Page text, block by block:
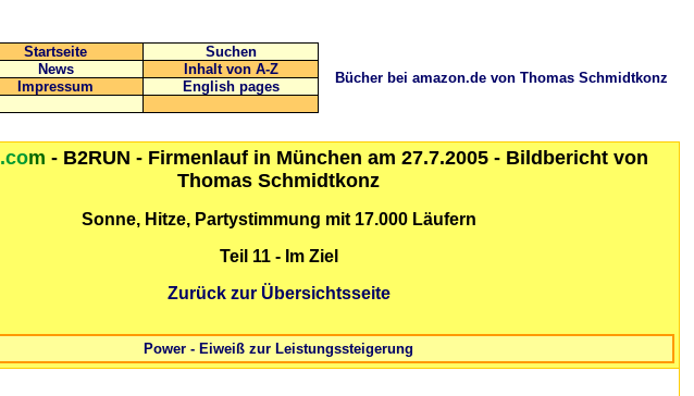
Startseite
Suchen
News
Inhalt von A-Z
Impressum
English pages
Bücher bei amazon.de von Thomas Schmidtkonz
.com - B2RUN - Firmenlauf in München am 27.7.2005 - Bildbericht von
Thomas Schmidtkonz
Sonne, Hitze, Partystimmung mit 17.000 Läufern
Teil 11 - Im Ziel
Zurück zur Übersichtsseite
Power - Eiweiß zur Leistungssteigerung